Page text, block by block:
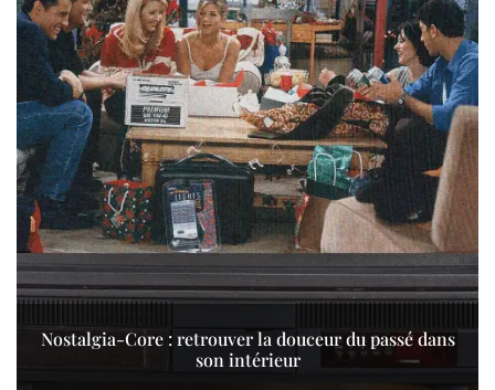
Nostalgia-Core : retrouver la douceur du passé dans
son intérieur